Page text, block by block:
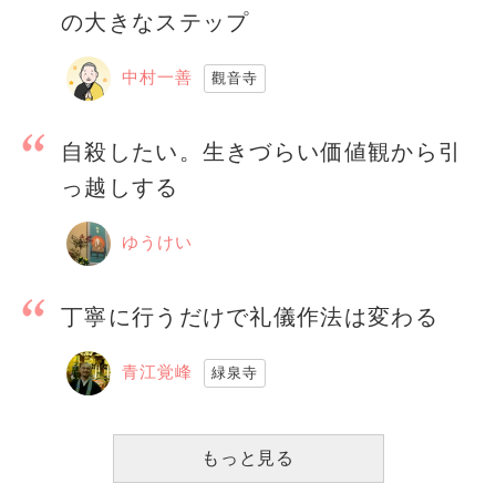
の大きなステップ
中村一善 觀音寺
自殺したい。生きづらい価値観から引
っ越しする
ゆうけい
丁寧に行うだけで礼儀作法は変わる
青江覚峰 緑泉寺
もっと見る